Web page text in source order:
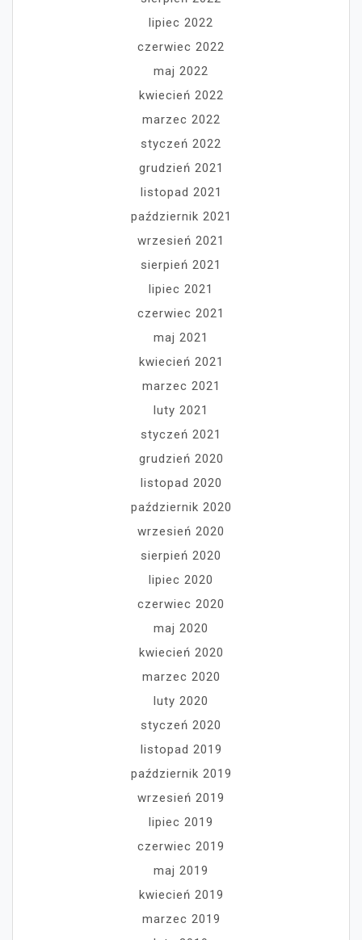
lipiec 2022
czerwiec 2022
maj 2022
kwiecień 2022
marzec 2022
styczeń 2022
grudzień 2021
listopad 2021
październik 2021
wrzesień 2021
sierpień 2021
lipiec 2021
czerwiec 2021
maj 2021
kwiecień 2021
marzec 2021
luty 2021
styczeń 2021
grudzień 2020
listopad 2020
październik 2020
wrzesień 2020
sierpień 2020
lipiec 2020
czerwiec 2020
maj 2020
kwiecień 2020
marzec 2020
luty 2020
styczeń 2020
listopad 2019
październik 2019
wrzesień 2019
lipiec 2019
czerwiec 2019
maj 2019
kwiecień 2019
marzec 2019